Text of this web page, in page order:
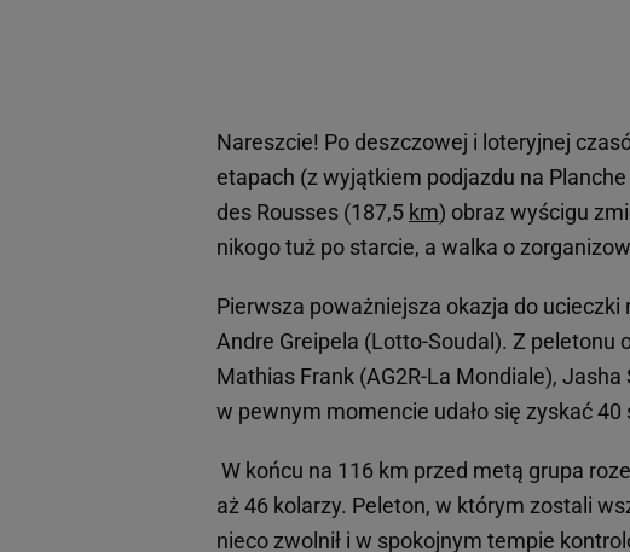
Nareszcie! Po deszczowej i loteryjnej
etapach (z wyjątkiem podjazdu na
des Rousses (187,5 km) obraz wyścigu
nikogo tuż po starcie, a walka o
Pierwsza poważniejsza okazja do
Andre Greipela (Lotto-Soudal). Z peletonu
Mathias Frank (AG2R-La Mondiale),
w pewnym momencie udało się zyskać 40
W końcu na 116 km przed metą grupa
aż 46 kolarzy. Peleton, w którym zostali
nieco zwolnił i w spokojnym tempie